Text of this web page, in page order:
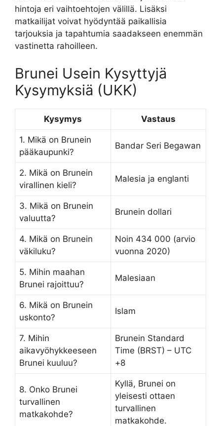
hintoja eri vaihtoehtojen välillä. Lisäksi
matkailijat voivat hyödyntää paikallisia
tarjouksia ja tapahtumia saadakseen enemmän
vastinetta rahoilleen.
Brunei Usein Kysyttyjä
Kysymyksiä (UKK)
Kysymys Vastaus
1. Mikä on Brunein
pääkaupunki?
Bandar Seri Begawan
2. Mikä on Brunein
virallinen kieli?
Malesia ja englanti
3. Mikä on Brunein
valuutta?
Brunein dollari
4. Mikä on Brunein
väkiluku?
Noin 434 000 (arvio
vuonna 2020)
5. Mihin maahan
Brunei rajoittuu?
Malesiaan
6. Mikä on Brunein
uskonto?
Islam
7. Mihin
aikavyöhykkeeseen
Brunei kuuluu?
Brunein Standard
Time (BRST) – UTC
+8
8. Onko Brunei
turvallinen
matkakohde?
Kyllä, Brunei on
yleisesti ottaen
turvallinen
matkakohde.